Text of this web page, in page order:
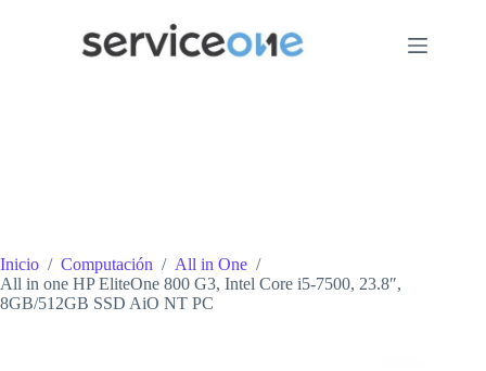
Inicio / Computación / All in One /
All in one HP EliteOne 800 G3, Intel Core i5-7500, 23.8″,
8GB/512GB SSD AiO NT PC